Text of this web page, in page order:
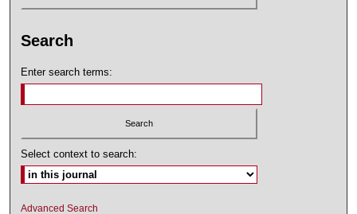
Search
Enter search terms:
Select context to search:
Advanced Search